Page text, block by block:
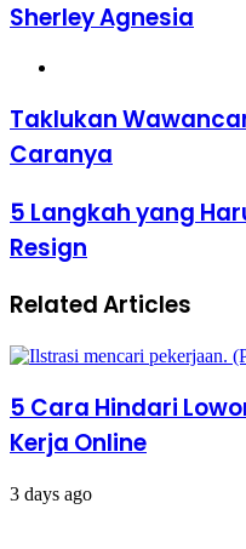
Sherley Agnesia
Taklukan
Wawancara
Dalam
Menit!
Begini
Caranya
Taklukan
Caranya
5
Langkah
yang
Dilakukan
Sebelum
5 Langkah yang
Resign
Related Articles
5 Cara Hindari
Kerja Online
3 days ago